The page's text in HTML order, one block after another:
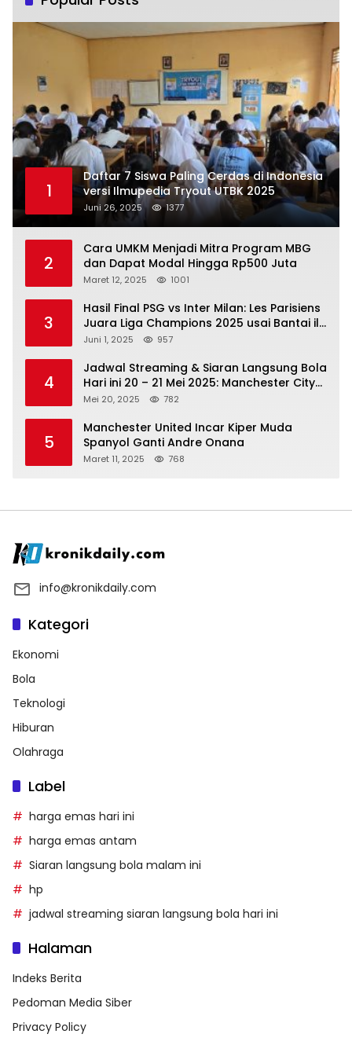
1
Daftar 7 Siswa Paling Cerdas di Indonesia
versi Ilmupedia Tryout UTBK 2025
Juni 26, 2025 1377
2
Cara UMKM Menjadi Mitra Program MBG
dan Dapat Modal Hingga Rp500 Juta
Maret 12, 2025 1001
3
Hasil Final PSG vs Inter Milan: Les Parisiens
Juara Liga Champions 2025 usai Bantai il
Nerazzurri
Juni 1, 2025 957
4
Jadwal Streaming & Siaran Langsung Bola
Hari ini 20 – 21 Mei 2025: Manchester City
vs Bournemouth
Mei 20, 2025 782
5
Manchester United Incar Kiper Muda
Spanyol Ganti Andre Onana
Maret 11, 2025 768
info@kronikdaily.com
Kategori
Ekonomi
Bola
Teknologi
Hiburan
Olahraga
Label
harga emas hari ini
harga emas antam
Siaran langsung bola malam ini
hp
jadwal streaming siaran langsung bola hari ini
Halaman
Indeks Berita
Pedoman Media Siber
Privacy Policy